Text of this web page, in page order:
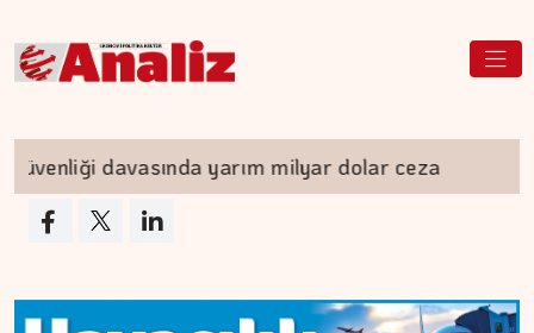
davasında yarım milyar dolar ceza